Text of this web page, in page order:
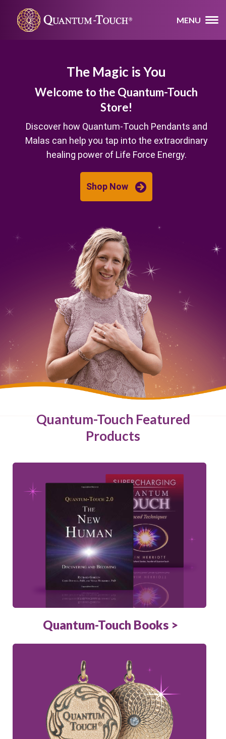
MENU
The Magic is You
Welcome to the Quantum-Touch
Store!
Discover how Quantum-Touch Pendants and
Malas can help you tap into the extraordinary
healing power of Life Force Energy.
Shop Now
Quantum-Touch Featured
Products
Quantum-Touch Books >